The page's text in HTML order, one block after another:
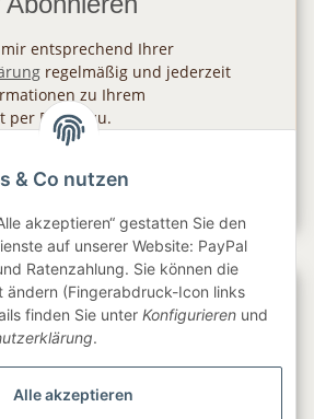
entsprechend Ihrer
regelmäßig und jederzeit
zu Ihrem
per E-Mail zu.
& Co nutzen
akzeptieren“ gestatten Sie den
auf unserer Website: PayPal
Ratenzahlung. Sie können die
ändern (Fingerabdruck-Icon links
finden Sie unter Konfigurieren und
.
Alle akzeptieren